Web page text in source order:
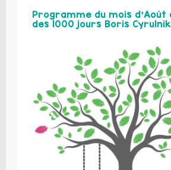
Programme du mois d’Août
des 1000 jours Boris Cyrulnik